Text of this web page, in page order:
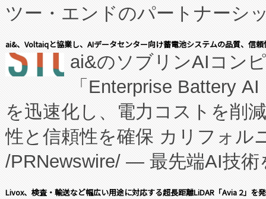
ツー・エンドのパートナーシ
表しました。 同社の実績ある
manufacturing™ (FCCM™) プ
たNeXは、バイオ医薬品製造
従来のフェッドバッチ施設の
に、患者やサプライチェーン
キー方式で拡張性が高く、持
す。FCCM‑を活用した現地生
ai&、Voltaiqと協業し、AIデータセンター向け蓄電池システムの品質、信
ai&のソブリンAIコン
「Enterprise Battery
を迅速化し、電力コストを削
性と信頼性を確保 カリフォル
/PRNewswire/ — 最先端AI技術
会社エーアイ・アンド：本社
Livox、検査・輸送など幅広い用途に対応する超長距離LiDAR「Avia 2」を